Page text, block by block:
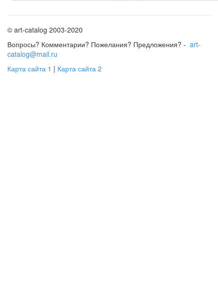
© art-catalog 2003-2020
Вопросы? Комментарии? Пожелания? Предложения? - art-
catalog@mail.ru
Карта сайта 1 | Карта сайта 2